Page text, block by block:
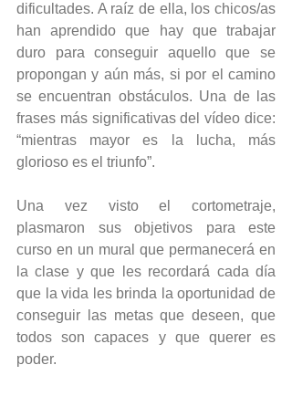
dificultades. A raíz de ella, los chicos/as
han aprendido que hay que trabajar
duro para conseguir aquello que se
propongan y aún más, si por el camino
se encuentran obstáculos. Una de las
frases más significativas del vídeo dice:
“mientras mayor es la lucha, más
glorioso es el triunfo”.
Una vez visto el cortometraje,
plasmaron sus objetivos para este
curso en un mural que permanecerá en
la clase y que les recordará cada día
que la vida les brinda la oportunidad de
conseguir las metas que deseen, que
todos son capaces y que querer es
poder.